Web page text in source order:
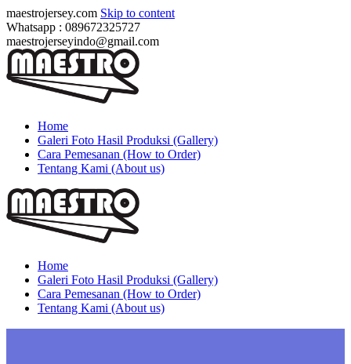
maestrojersey.com Skip to content
Whatsapp : 089672325727
maestrojerseyindo@gmail.com
Home
Galeri Foto Hasil Produksi (Gallery)
Cara Pemesanan (How to Order)
Tentang Kami (About us)
Home
Galeri Foto Hasil Produksi (Gallery)
Cara Pemesanan (How to Order)
Tentang Kami (About us)